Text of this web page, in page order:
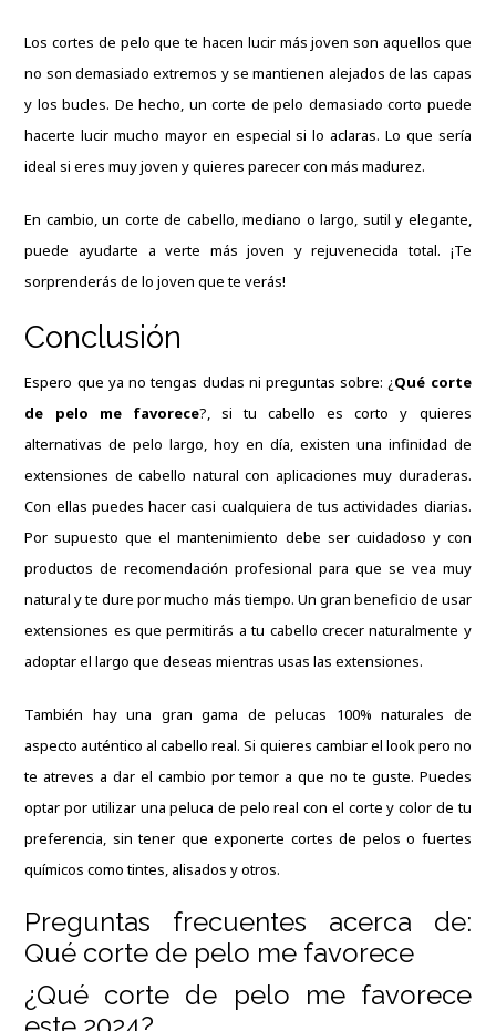
Los cortes de pelo que te hacen lucir más joven son aquellos que
no son demasiado extremos y se mantienen alejados de las capas
y los bucles. De hecho, un corte de pelo demasiado corto puede
hacerte lucir mucho mayor en especial si lo aclaras. Lo que sería
ideal si eres muy joven y quieres parecer con más madurez.
En cambio, un corte de cabello, mediano o largo, sutil y elegante,
puede ayudarte a verte más joven y rejuvenecida total. ¡Te
sorprenderás de lo joven que te verás!
Conclusión
Espero que ya no tengas dudas ni preguntas sobre: ¿Qué corte
de pelo me favorece?, si tu cabello es corto y quieres
alternativas de pelo largo, hoy en día, existen una infinidad de
extensiones de cabello natural con aplicaciones muy duraderas.
Con ellas puedes hacer casi cualquiera de tus actividades diarias.
Por supuesto que el mantenimiento debe ser cuidadoso y con
productos de recomendación profesional para que se vea muy
natural y te dure por mucho más tiempo. Un gran beneficio de usar
extensiones es que permitirás a tu cabello crecer naturalmente y
adoptar el largo que deseas mientras usas las extensiones.
También hay una gran gama de pelucas 100% naturales de
aspecto auténtico al cabello real. Si quieres cambiar el look pero no
te atreves a dar el cambio por temor a que no te guste. Puedes
optar por utilizar una peluca de pelo real con el corte y color de tu
preferencia, sin tener que exponerte cortes de pelos o fuertes
químicos como tintes, alisados y otros.
Preguntas frecuentes acerca de:
Qué corte de pelo me favorece
¿Qué corte de pelo me favorece